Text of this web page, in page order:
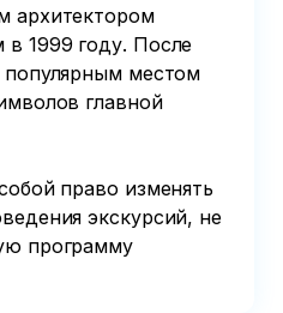
архитектором
1999 году. После
популярным местом
главной
право изменять
экскурсий, не
программу